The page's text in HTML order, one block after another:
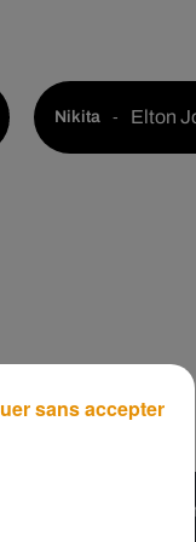
Nikita - Elton
de nous
sans accepter